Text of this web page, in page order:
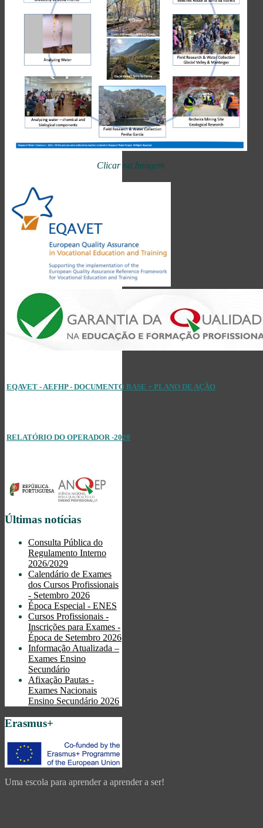
Clicar na Imagem
EQAVET - AEFHP - DOCUMENTO BASE + PLANO DE AÇÃO
RELATÓRIO DO OPERADOR -2020
Últimas notícias
Consulta Pública do
Regulamento Interno
2026/2029
Calendário de Exames
dos Cursos Profissionais
- Setembro 2026
Época Especial - ENES
Cursos Profissionais -
Inscrições para Exames -
Época de Setembro 2026
Informação Atualizada –
Exames Ensino
Secundário
Afixação Pautas -
Exames Nacionais
Ensino Secundário 2026
Erasmus+
Uma escola para aprender a aprender a ser!